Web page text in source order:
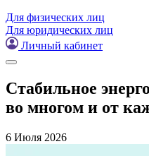
Для физических лиц
Для юридических лиц
Личный кабинет
Стабильное
во многом и от
6 Июля 2026